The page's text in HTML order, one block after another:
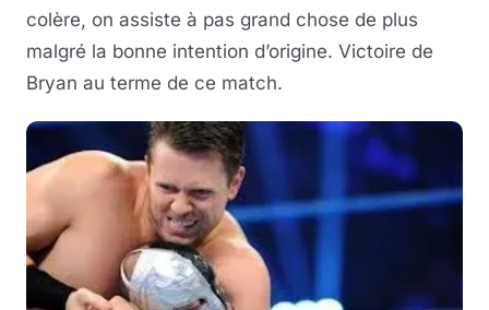
colère, on assiste à pas grand chose de plus
malgré la bonne intention d’origine. Victoire de
Bryan au terme de ce match.